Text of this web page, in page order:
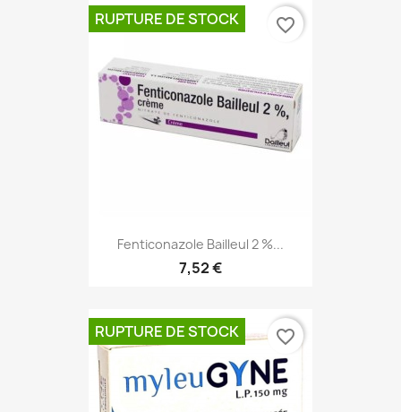
Fenticonazole Bailleul 2 %...
7,52 €
RUPTURE DE STOCK favorite_border
RUPTURE DE STOCK favorite_border